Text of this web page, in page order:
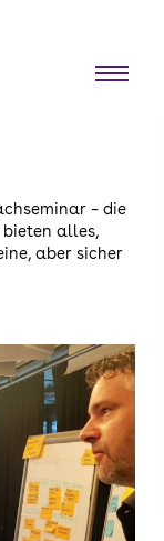
– die
bieten alles,
aber sicher